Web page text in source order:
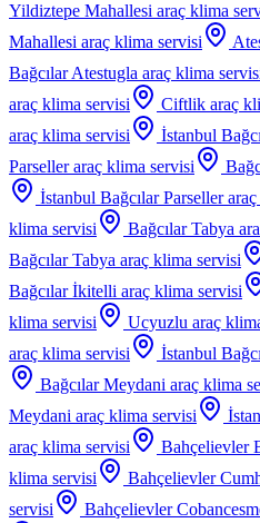
Yildiztepe Mahallesi araç klima
Mahallesi araç klima servisi
Bağcılar Atestugla araç klima
araç klima servisi
Ciftlik araç
araç klima servisi
İstanbul
Parseller araç klima servisi
İstanbul Bağcılar Parseller
klima servisi
Bağcılar Tabya
Bağcılar Tabya araç klima servisi
Bağcılar İkitelli araç klima servisi
klima servisi
Ucyuzlu araç
araç klima servisi
İstanbul
Bağcılar Meydani araç klima
Meydani araç klima servisi
araç klima servisi
Bahçelievler
klima servisi
Bahçelievler
servisi
Bahçelievler